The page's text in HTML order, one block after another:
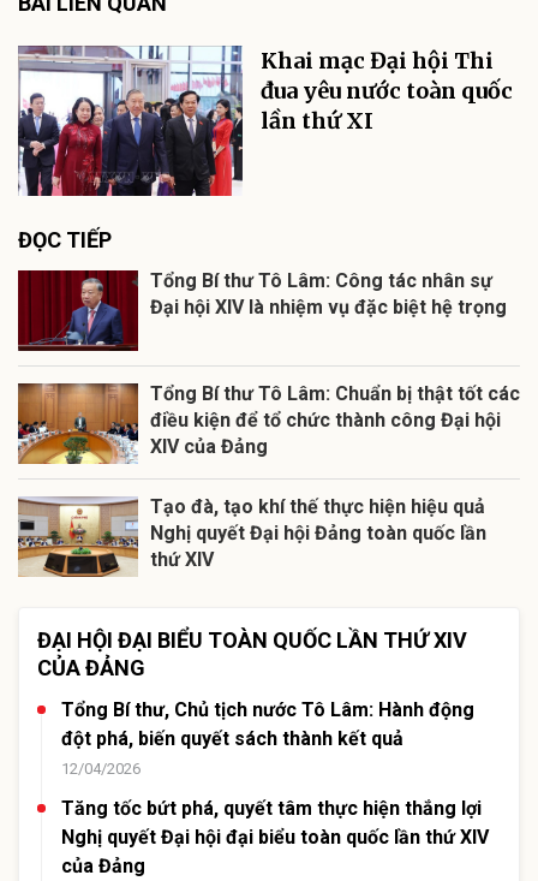
Khai mạc Đại hội Thi
đua yêu nước toàn quốc
lần thứ XI
ĐỌC TIẾP
Tổng Bí thư Tô Lâm: Công tác nhân sự
Đại hội XIV là nhiệm vụ đặc biệt hệ trọng
Tổng Bí thư Tô Lâm: Chuẩn bị thật tốt các
điều kiện để tổ chức thành công Đại hội
XIV của Đảng
Tạo đà, tạo khí thế thực hiện hiệu quả
Nghị quyết Đại hội Đảng toàn quốc lần
thứ XIV
ĐẠI HỘI ĐẠI BIỂU TOÀN QUỐC LẦN THỨ XIV
CỦA ĐẢNG
Tổng Bí thư, Chủ tịch nước Tô Lâm: Hành động
đột phá, biến quyết sách thành kết quả
12/04/2026
Tăng tốc bứt phá, quyết tâm thực hiện thắng lợi
Nghị quyết Đại hội đại biểu toàn quốc lần thứ XIV
của Đảng